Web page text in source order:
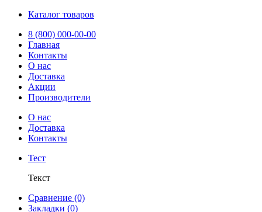
Каталог товаров
8 (800) 000-00-00
Главная
Контакты
О нас
Доставка
Акции
Производители
О нас
Доставка
Контакты
Тест
Текст
Сравнение (0)
Закладки (0)